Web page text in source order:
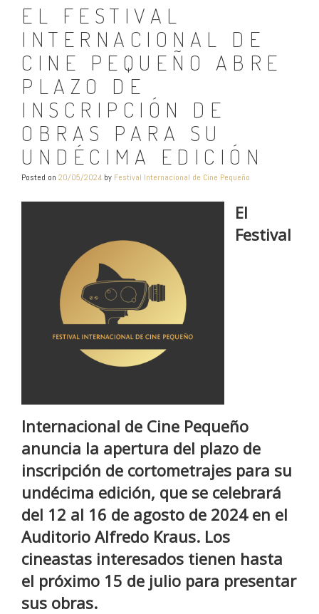
EL FESTIVAL
INTERNACIONAL DE
CINE PEQUEÑO ABRE
PLAZO DE
INSCRIPCIÓN DE
OBRAS PARA SU
UNDÉCIMA EDICIÓN
Posted on 20/05/2024 by Festival Internacional de Cine Pequeño
El
Festival
Internacional de Cine Pequeño
anuncia la apertura del plazo de
inscripción de cortometrajes para su
undécima edición, que se celebrará
del 12 al 16 de agosto de 2024 en el
Auditorio Alfredo Kraus. Los
cineastas interesados tienen hasta
el próximo 15 de julio para presentar
sus obras.